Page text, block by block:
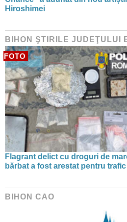
Hiroshimei
BIHON ŞTIRILE JUDEŢULUI
FOTO
Flagrant delict cu droguri de
bărbat a fost arestat pentru
BIHON CAO